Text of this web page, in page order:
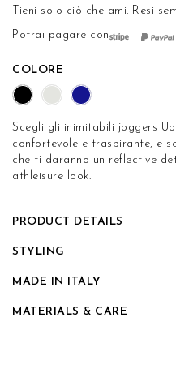
Tieni solo ciò che ami. Resi
Potrai pagare con
COLORE
Scegli gli inimitabili joggers
confortevole e traspirante, e
che ti daranno un reflective
athleisure look.
PRODUCT DETAILS
STYLING
MADE IN ITALY
MATERIALS & CARE